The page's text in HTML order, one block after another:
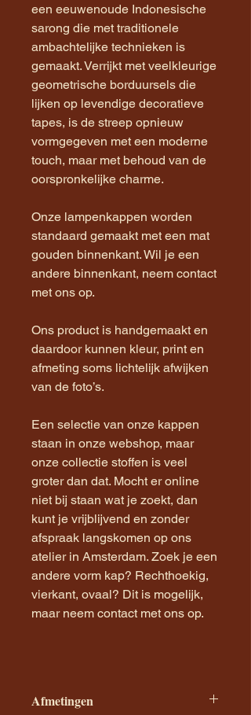
een eeuwenoude Indonesische
sarong die met traditionele
ambachtelijke technieken is
gemaakt. Verrijkt met veelkleurige
geometrische borduursels die
lijken op levendige decoratieve
tapes, is de streep opnieuw
vormgegeven met een moderne
touch, maar met behoud van de
oorspronkelijke charme.
Onze lampenkappen worden
standaard gemaakt met een mat
gouden binnenkant. Wil je een
andere binnenkant, neem contact
met ons op.
Ons product is handgemaakt en
daardoor kunnen kleur, print en
afmeting soms lichtelijk afwijken
van de foto’s.
Een selectie van onze kappen
staan in onze webshop, maar
onze collectie stoffen is veel
groter dan dat. Mocht er online
niet bij staan wat je zoekt, dan
kunt je vrijblijvend en zonder
afspraak langskomen op ons
atelier in Amsterdam. Zoek je een
andere vorm kap? Rechthoekig,
vierkant, ovaal? Dit is mogelijk,
maar neem contact met ons op.
Afmetingen